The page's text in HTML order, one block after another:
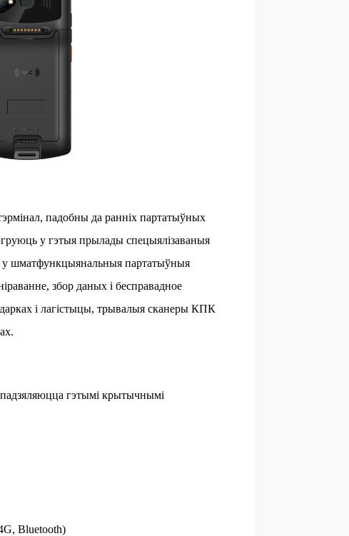
падобны да ранніх партатыўных
у гэтыя прылады спецыялізаваныя
у шматфункцыянальныя партатыўныя
збор даных і бесправадное
і лагістыцы, трывалыя сканеры КПК
гэтымі крытычнымі
Bluetooth)